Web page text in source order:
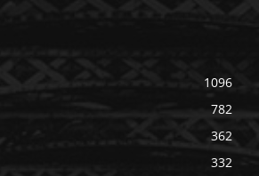
1096
782
362
332